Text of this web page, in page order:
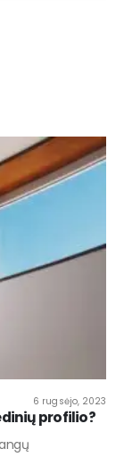
6 rugsėjo, 2023
profilio?